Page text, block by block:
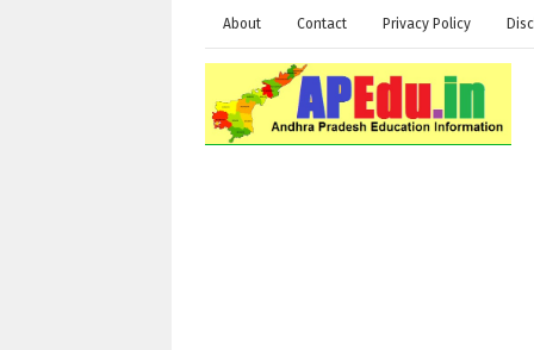
About Contact Privacy Policy